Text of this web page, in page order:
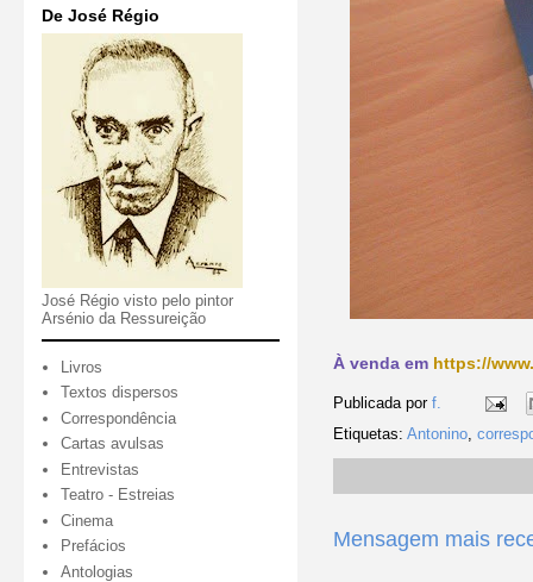
À venda em https://
Publicada por f.
Etiquetas: Antonino,
Mensagem mais
De José Régio
José Régio visto pelo pintor
Arsénio da Ressureição
Livros
Textos dispersos
Correspondência
Cartas avulsas
Entrevistas
Teatro - Estreias
Cinema
Prefácios
Antologias